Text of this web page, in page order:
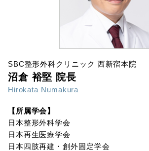
SBC整形外科クリニック 西新宿本院
沼倉 裕堅 院長
Hirokata Numakura
【所属学会】
日本整形外科学会
日本再生医療学会
日本四肢再建・創外固定学会